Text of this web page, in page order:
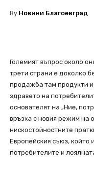
By Новини Благоевград
Големият въпрос около
трети страни е доколко
продажба там продукти и
здравето на
основателят на „Ние,
връзка с новия режим на
нискостойностните
Европейския съюз, който
потребителите и